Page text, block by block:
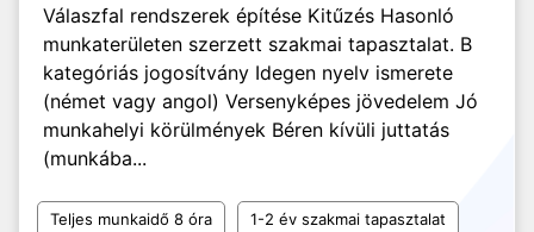
Válaszfal rendszerek építése Kitűzés Hasonló
munkaterületen szerzett szakmai tapasztalat. B
kategóriás jogosítvány Idegen nyelv ismerete
(német vagy angol) Versenyképes jövedelem Jó
munkahelyi körülmények Béren kívüli juttatás
(munkába...
Teljes munkaidő 8 óra 1-2 év szakmai tapasztalat